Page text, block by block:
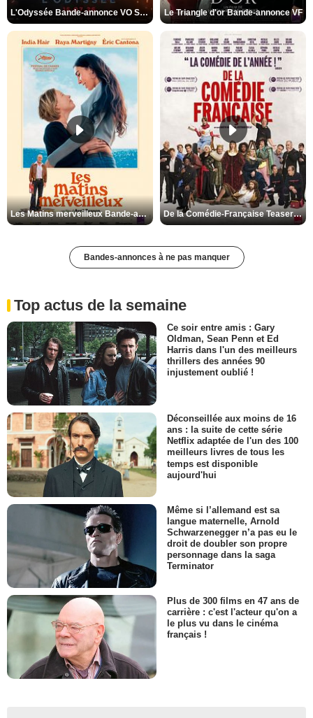
L'Odyssée Bande-annonce VO STFR Le Triangle d'or Bande-annonce VF
Les Matins merveilleux Bande-annonce VF De la Comédie-Française Teaser VF
Bandes-annonces à ne pas manquer
Top actus de la semaine
Ce soir entre amis : Gary
Oldman, Sean Penn et Ed
Harris dans l'un des meilleurs
thrillers des années 90
injustement oublié !
Déconseillée aux moins de 16
ans : la suite de cette série
Netflix adaptée de l'un des 100
meilleurs livres de tous les
temps est disponible
aujourd'hui
Même si l’allemand est sa
langue maternelle, Arnold
Schwarzenegger n’a pas eu le
droit de doubler son propre
personnage dans la saga
Terminator
Plus de 300 films en 47 ans de
carrière : c'est l'acteur qu'on a
le plus vu dans le cinéma
français !